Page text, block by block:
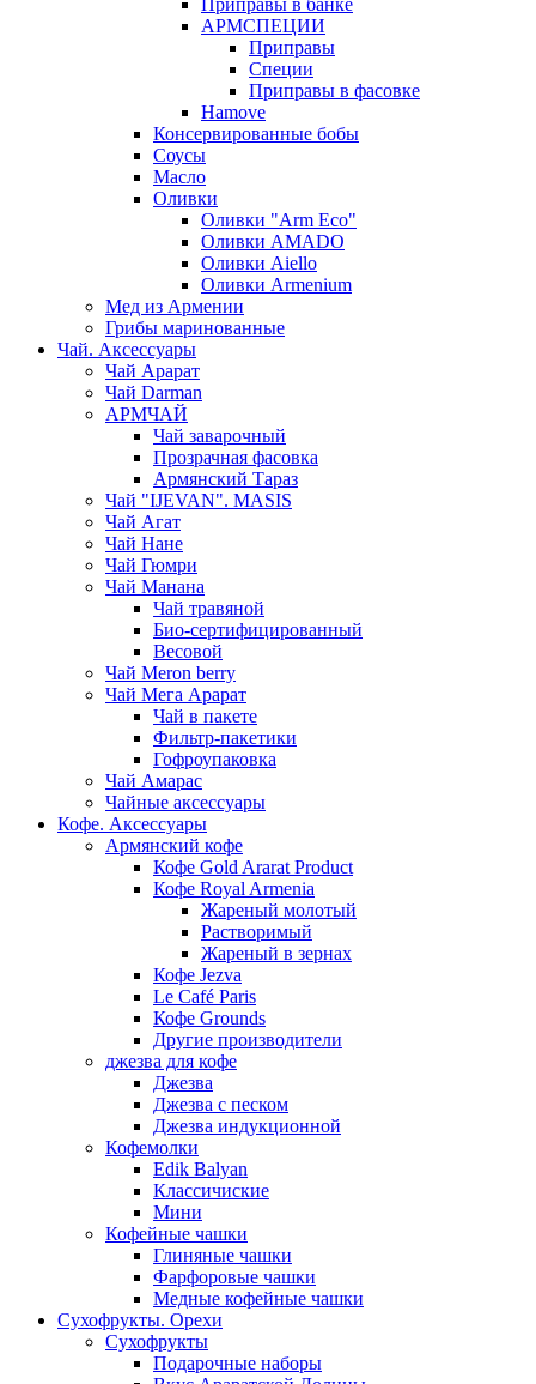
Приправы в банке
АРМСПЕЦИИ
Приправы
Специи
Приправы в фасовке
Hamove
Консервированные бобы
Соусы
Масло
Оливки
Оливки "Arm Eco"
Оливки AMADO
Оливки Aiello
Оливки Armenium
Мед из Армении
Грибы маринованные
Чай. Аксессуары
Чай Арарат
Чай Darman
АРМЧАЙ
Чай заварочный
Прозрачная фасовка
Армянский Тараз
Чай "IJEVAN". MASIS
Чай Агат
Чай Нане
Чай Гюмри
Чай Манана
Чай травяной
Био-сертифицированный
Весовой
Чай Meron berry
Чай Мега Арарат
Чай в пакете
Фильтр-пакетики
Гофроупаковка
Чай Амарас
Чайные аксессуары
Кофе. Аксессуары
Армянский кофе
Кофе Gold Ararat Product
Кофе Royal Armenia
Жареный молотый
Растворимый
Жареный в зернах
Кофе Jezva
Le Café Paris
Кофе Grounds
Другие производители
джезва для кофе
Джезва
Джезва с песком
Джезва индукционной
Кофемолки
Edik Balyan
Классичиские
Мини
Кофейные чашки
Глиняные чашки
Фарфоровые чашки
Медные кофейные чашки
Сухофрукты. Орехи
Сухофрукты
Подарочные наборы